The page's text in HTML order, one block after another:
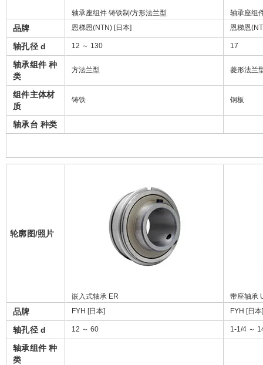
轴承座组件 铸铁制/方形法兰型 轴承座组
品牌 恩梯恩(NTN) [日本] 恩梯恩
轴孔径 d 12 ～ 130 17
轴承组件 种
类
方法兰型 菱形法兰
组件主体材
质
铸铁 钢板
轴承台 种类
轮廓图/照片
嵌入式轴承 ER 带座轴承
品牌 FYH [日本] FYH [日本]
轴孔径 d 12 ～ 60 1-1/4 ～
轴承组件 种
类